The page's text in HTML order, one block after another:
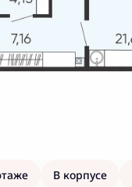
В корпусе